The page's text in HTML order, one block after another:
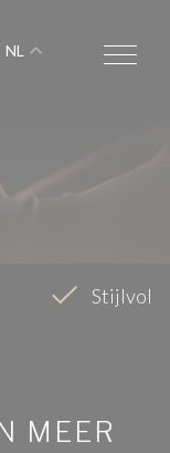
NL
Stijlvol,
MEER